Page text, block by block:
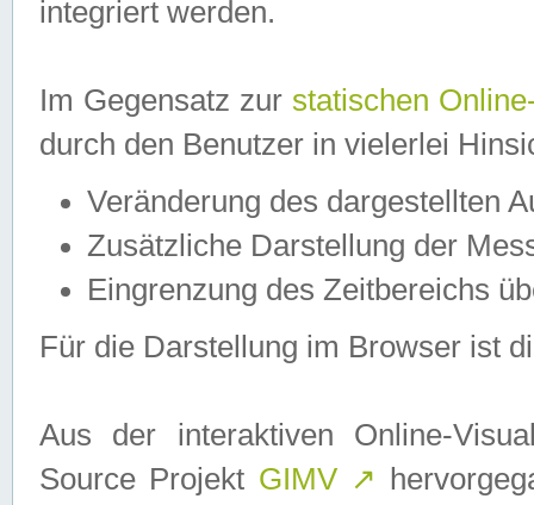
integriert werden.
Im Gegensatz zur statischen
durch den Benutzer in vielerlei
Veränderung des dargestellten
Zusätzliche Darstellung der
Eingrenzung des Zeitbereichs
Für die Darstellung im Browser ist
Aus der interaktiven Online-
Source Projekt GIMV ↗